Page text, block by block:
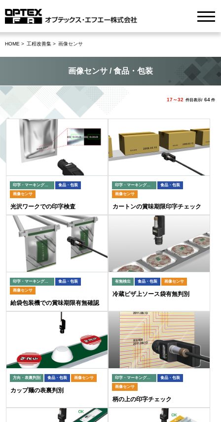
HOME 工程改善集 画像センサ
画像センサ / 食品・包装
17～32 件目表示/ 64 件
印字・マーキング検査
食品・包装
画像センサ
光沢ワークでの印字検査
印字・マーキング検査
食品・包装
画像センサ
カートンの賞味期限印字チェック
印字・マーキング検査
食品・包装
画像センサ
給袋包装機での賞味期限有無確認
有無検出 食品・包装 画像センサ
冷蔵ピザ上ソース袋有無判別
方向・表裏判別 食品・包装 画像センサ
カップ麺の表裏判別
印字・マーキング検査
食品・包装
画像センサ
柄の上の印字チェック